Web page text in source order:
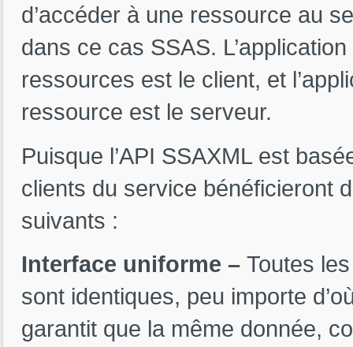
d’accéder à une ressource au
dans ce cas SSAS.
ressources est le client, et
ressource est le serveur.
Puisque l’API SSAXML est
clients du service bénéficieront
suivants :
Interface uniforme – Toutes
sont identiques, peu importe
garantit que la même donnée,